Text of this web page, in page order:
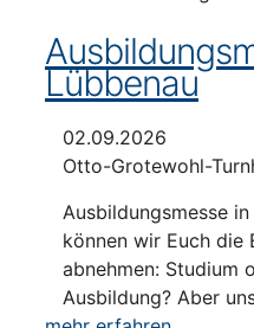
Lübbenau
02.09.2026
Otto-Grotewohl-
Ausbildungsmesse
können wir Euch die
abnehmen: Studium
Ausbildung? Aber